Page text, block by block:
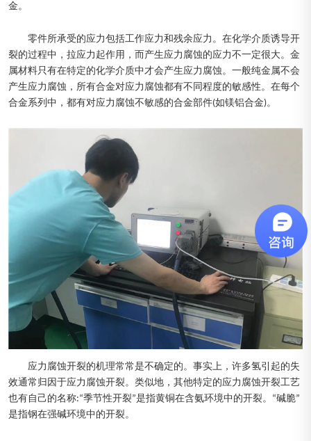
金。
零件所承受的应力包括工作应力和残余应力。在化学介质诱导开
裂的过程中，拉应力起作用，而产生应力腐蚀的应力不一定很大。金
属材料只有在特定的化学介质中才会产生应力腐蚀。一般纯金属不会
产生应力腐蚀，所有合金对应力腐蚀都有不同程度的敏感性。在每个
合金系列中，都有对应力腐蚀不敏感的合金部件(如镁铝合金)。
应力腐蚀开裂的机理常常是不确定的。事实上，许多氢引起的失
效通常归因于应力腐蚀开裂。类似地，其他特定的应力腐蚀开裂工艺
也有自己的名称:“季节性开裂”是指黄铜在含氨环境中的开裂。“碱脆”
是指钢在强碱环境中的开裂。